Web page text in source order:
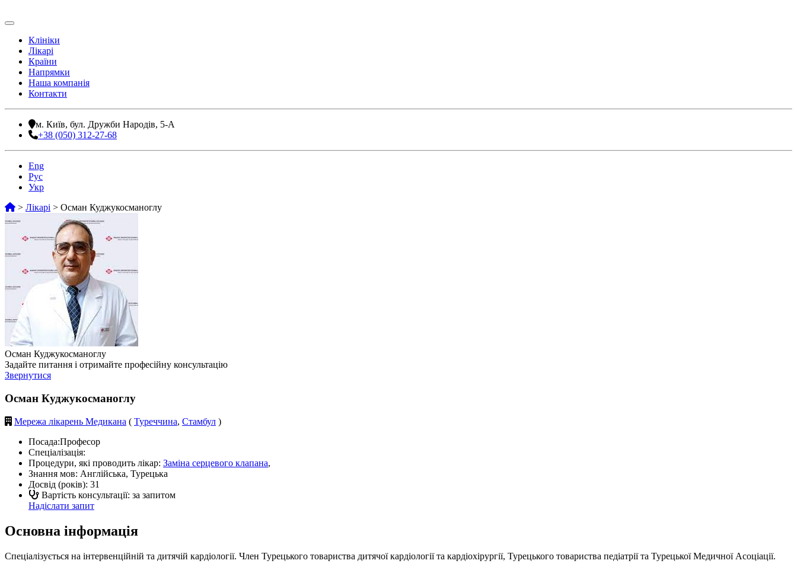
Клініки
Лікарі
Країни
Напрямки
Наша компанія
Контакти
м. Київ, бул. Дружби Народів, 5-А
+38 (050) 312-27-68
Eng
Рус
Укр
> Лікарі > Осман Куджукосманоглу
Осман Куджукосманоглу
Задайте питання і отримайте професійну консультацію
Звернутися
Осман Куджукосманоглу
Мережа лікарень Медикана ( Туреччина, Стамбул )
Посада:Професор
Спеціалізація:
Процедури, які проводить лікар: Заміна серцевого клапана,
Знання мов: Англійська, Турецька
Досвід (років): 31
Вартість консультації: за запитом
Надіслати запит
Основна інформація
Спеціалізується на інтервенційній та дитячій кардіології. Член Турецького товариства дитячої кардіології та кардіохірургії, Турецького товариства педіатрії та Турецької Медичної Асоціації.